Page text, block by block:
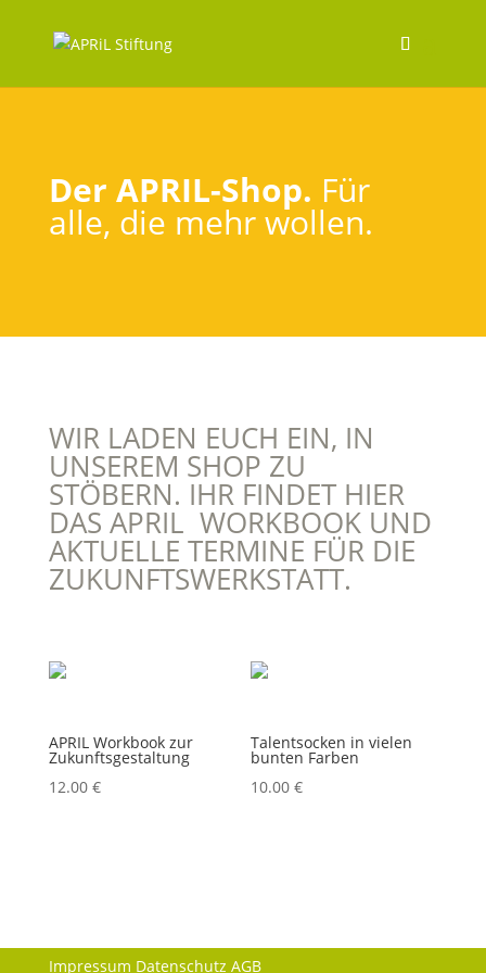
Der APRIL-Shop. Für
alle, die mehr wollen.
WIR LADEN EUCH EIN, IN
UNSEREM SHOP ZU
STÖBERN. IHR FINDET HIER
DAS APRIL WORKBOOK UND
AKTUELLE TERMINE FÜR DIE
ZUKUNFTSWERKSTATT.
APRIL Workbook zur
Zukunftsgestaltung
12.00 €
Talentsocken in vielen
bunten Farben
10.00€
Impressum Datenschutz AGB